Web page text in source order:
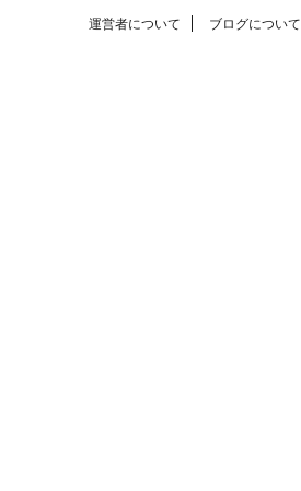
運営者について ブログについて